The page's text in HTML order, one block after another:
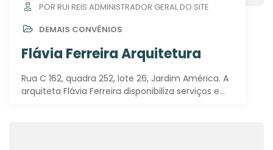
POR RUI REIS ADMINISTRADOR GERAL DO SITE
DEMAIS CONVÊNIOS
Flávia Ferreira Arquitetura
Rua C 162, quadra 252, lote 26, Jardim América. A
arquiteta Flávia Ferreira disponibiliza serviços e…